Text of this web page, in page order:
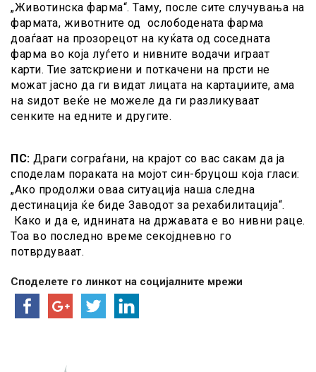
„Животинска фарма“. Таму, после сите случувања на
фармата, животните од ослободената фарма
доаѓаат на прозорецот на куќата од соседната
фарма во која луѓето и нивните водачи играат
карти. Тие затскриени и поткачени на прсти не
можат јасно да ги видат лицата на картаџиите, ама
на ѕидот веќе не можеле да ги разликуваат
сенките на едните и другите.
ПС: Драги сограѓани, на крајот со вас сакам да ја
споделам пораката на мојот син-бруцош која гласи:
„Ако продолжи оваа ситуација наша следна
дестинација ќе биде Заводот за рехабилитација“.
Како и да е, иднината на државата е во нивни раце.
Тоа во последно време секојдневно го
потврдуваат.
Споделете го линкот на социјалните мрежи